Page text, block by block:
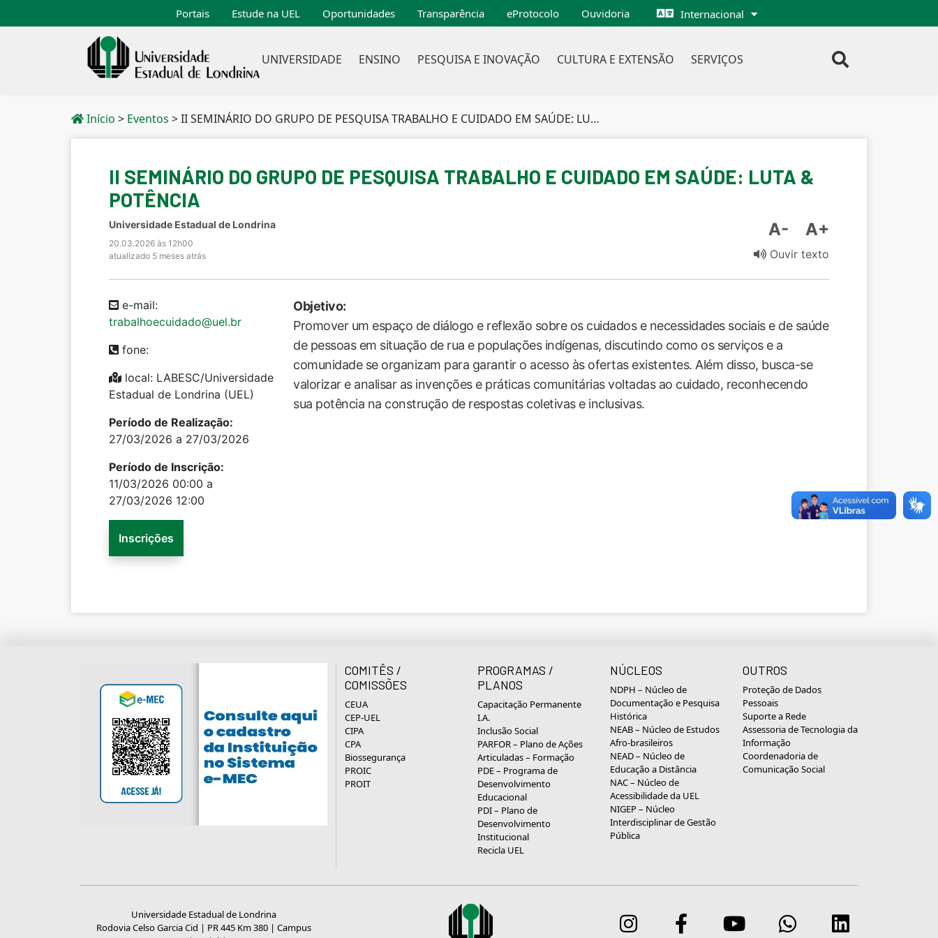
Portais Estude na UEL Oportunidades Transparência eProtocolo Ouvidoria Internacional
UNIVERSIDADE ENSINO PESQUISA E INOVAÇÃO CULTURA E EXTENSÃO SERVIÇOS
Início > Eventos >II SEMINÁRIO DO GRUPO DE PESQUISA TRABALHO E CUIDADO EM SAÚDE: LUTA & POTÊNCIA
II SEMINÁRIO DO GRUPO DE PESQUISA TRABALHO E CUIDADO EM SAÚDE: LUTA &
POTÊNCIA
Universidade Estadual de Londrina
20.03.2026 às 12h00
atualizado 5 meses atrás
A- A+
Ouvir texto
e-mail:
trabalhoecuidado@uel.br
fone:
local: LABESC/Universidade
Estadual de Londrina (UEL)
Período de Realização:
27/03/2026 a 27/03/2026
Período de Inscrição:
11/03/2026 00:00 a
27/03/2026 12:00
Inscrições
Objetivo:
Promover um espaço de diálogo e reflexão sobre os cuidados e necessidades sociais e de saúde
de pessoas em situação de rua e populações indígenas, discutindo como os serviços e a
comunidade se organizam para garantir o acesso às ofertas existentes. Além disso, busca-se
valorizar e analisar as invenções e práticas comunitárias voltadas ao cuidado, reconhecendo
sua potência na construção de respostas coletivas e inclusivas.
COMITÊS /
COMISSÕES
CEUA
CEP-UEL
CIPA
CPA
Biossegurança
PROIC
PROIT
PROGRAMAS /
PLANOS
Capacitação Permanente
I.A.
Inclusão Social
PARFOR – Plano de Ações
Articuladas – Formação
PDE – Programa de
Desenvolvimento
Educacional
PDI – Plano de
Desenvolvimento
Institucional
Recicla UEL
NÚCLEOS
NDPH – Núcleo de
Documentação e Pesquisa
Histórica
NEAB – Núcleo de Estudos
Afro-brasileiros
NEAD – Núcleo de
Educação a Distância
NAC – Núcleo de
Acessibilidade da UEL
NIGEP – Núcleo
Interdisciplinar de Gestão
Pública
OUTROS
Proteção de Dados
Pessoais
Suporte a Rede
Assessoria de Tecnologia da
Informação
Coordenadoria de
Comunicação Social
Universidade Estadual de Londrina
Rodovia Celso Garcia Cid | PR 445 Km 380 | Campus